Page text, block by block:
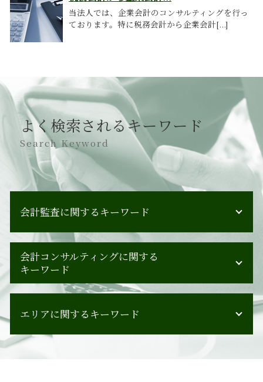
当法人では、企業会計のコンサルティングを行っ
ております。特に税務会計から企業会計[...]
よく検索されるキーワード
Search Keyword
会計監査に関するキーワード
会計監査 契約書
会計監査 義務
会計監査 人数
会計監査 する
会計監査 立会人
会計監査 経営者ディスカッション
ipo 監査
会計コンサルティングに関する
キーワード
中小企業 経営計画策定
人材育成 コンサル
エリアに関するキーワード